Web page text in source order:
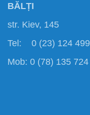
BĂLȚI
str. Kiev, 145
Tel: 0 (23) 124 499
Mob: 0 (78) 135 724